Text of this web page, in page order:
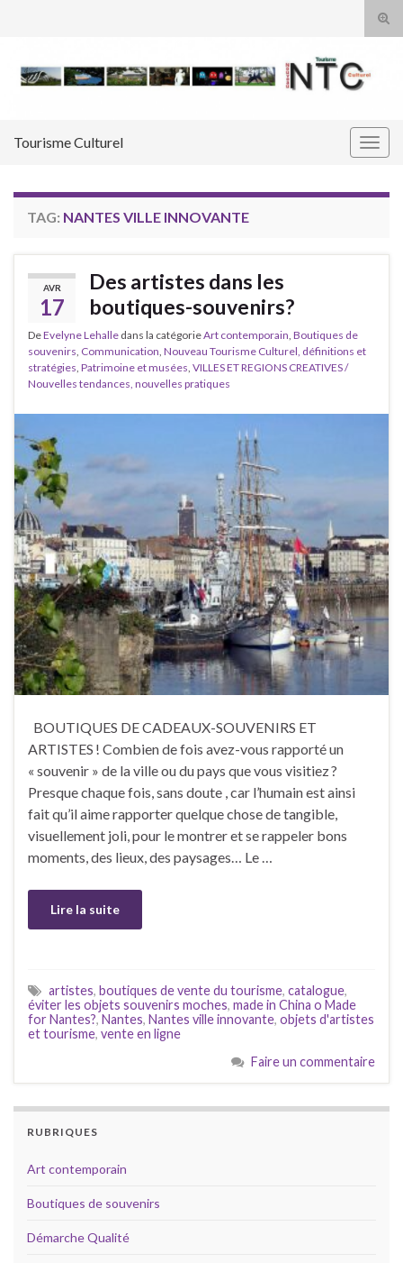
Tourisme Culturel
TAG: NANTES VILLE INNOVANTE
AVR
17
Des artistes dans les
boutiques-souvenirs?
DeEvelyne Lehalle dans la catégorieArt contemporain, Boutiques de
souvenirs, Communication, Nouveau Tourisme Culturel, définitions et
stratégies, Patrimoine et musées, VILLES ET REGIONS CREATIVES /
Nouvelles tendances, nouvelles pratiques
BOUTIQUES DE CADEAUX-SOUVENIRS ET
ARTISTES ! Combien de fois avez-vous rapporté un
« souvenir » de la ville ou du pays que vous visitiez ?
Presque chaque fois, sans doute , car l’humain est ainsi
fait qu’il aime rapporter quelque chose de tangible,
visuellement joli, pour le montrer et se rappeler bons
moments, des lieux, des paysages… Le …
Lire la suite
artistes, boutiques de vente du tourisme, catalogue,
éviter les objets souvenirs moches, made in China o Made
for Nantes?, Nantes, Nantes ville innovante, objets d'artistes
et tourisme, vente en ligne
Faire un commentaire
RUBRIQUES
Art contemporain
Boutiques de souvenirs
Démarche Qualité